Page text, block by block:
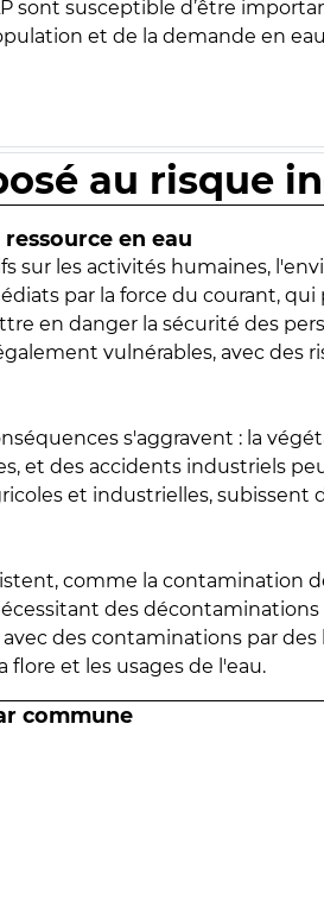
sont susceptible d’être
et de la demande en
au risque
en eau
sur les activités humaines,
par la force du courant, qui
en danger la sécurité des
vulnérables, avec des
s'aggravent : la
et des accidents industriels
et industrielles, subissent
comme la contamination
des décontaminations
des contaminations par des
flore et les usages de l'eau.
commune